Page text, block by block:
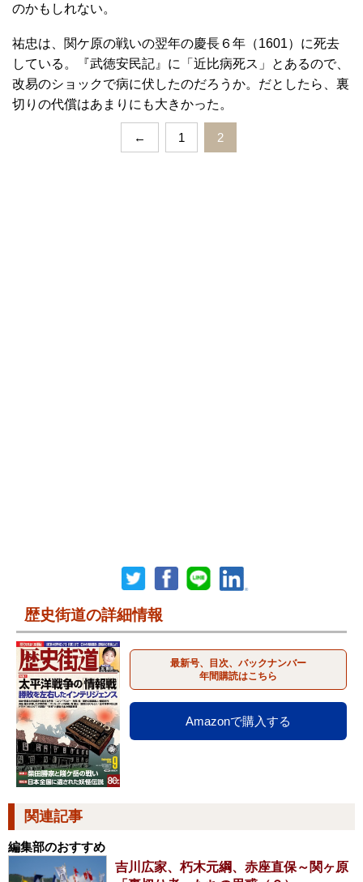
のかもしれない。
祐忠は、関ケ原の戦いの翌年の慶長６年（1601）に死去
している。『武徳安民記』に「近比病死ス」とあるので、
改易のショックで病に伏したのだろうか。だとしたら、裏
切りの代償はあまりにも大きかった。
← 1 2
歴史街道の詳細情報
最新号、目次、バックナンバー
年間購読はこちら
Amazonで購入する
関連記事
編集部のおすすめ
吉川広家、朽木元綱、赤座直保～関ヶ原